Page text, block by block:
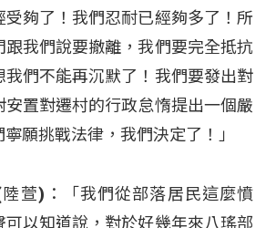
受夠了！我們忍耐已經夠多了！所
我們說要撤離，我們要完全抵抗
我們不能再沉默了！我們要發出對
置對遷村的行政怠惰提出一個嚴
願挑戰法律，我們決定了！」
萱)：「我們從部落居民這麼憤
以知道說，對於好幾年來八瑤部